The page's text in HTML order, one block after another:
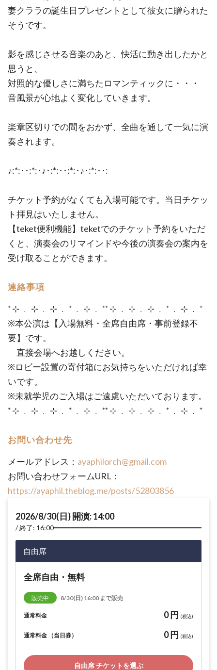
妻クララの誕生日プレゼントとして彼女に贈られた
そうです。
影を感じさせる音楽のあと、快活に動き出したかと
思うと、
対照的な優しさに満ちたロマンティックに・・・
音風景が心地よく変化していきます。
楽章区切りでの間をおかず、全曲を通して一気に演
奏されます。
♪:*:･･:*:･♪･:*:･･:*:･♪･:*:･･:
チケット予約がなくても入場可能です。当日チケッ
ト拝見はいたしません。
【teket便利機能】teketでのチケット予約をいただ
くと、演奏会のリマインドや今後の演奏会の案内を
受け取ることができます。
連絡事項
⁺ ⊹ ﹒ ⊹ ﹒ ⊹ ﹒ ⁺ ﹒ ⊹ ﹒ ⁺⁺ ⊹ ﹒ ⊹ ﹒ ⊹ ﹒ ⁺ ﹒ ⊹ ﹒ ⁺
※本公演は【入場無料・全席自由席・事前登録不
要】です。
直接会場へお越しください。
※ロビー設置の寄付箱にお気持ちをいただければ幸
いです。
※未就学児のご入場はご遠慮いただいております。
⁺ ⊹ ﹒ ⊹ ﹒ ⊹ ﹒ ⁺ ﹒ ⊹ ﹒ ⁺⁺ ⊹ ﹒ ⊹ ﹒ ⊹ ﹒ ⁺ ﹒ ⊹ ﹒ ⁺
お問い合わせ先
メールアドレス： ayaphilorch@gmail.com
お問い合わせフォームURL：
https://ayaphil.theblog.me/posts/52803856
2026/8/30(日) 開演: 14:00
終了: 16:00
自由席
全席自由・無料
販売中 8/30(日) 16:00 まで販売
通常料金 0 円 (税込)
通常料金 （当日券） 0 円 (税込)
自由席 チケットを選ぶ